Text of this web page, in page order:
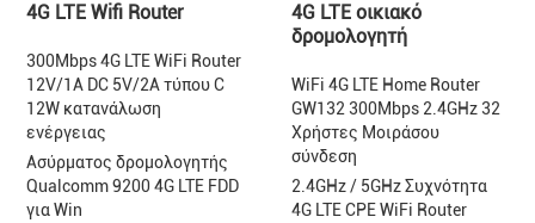
4G LTE Wifi Router
300Mbps 4G LTE WiFi Router
12V/1A DC 5V/2A τύπου C
12W κατανάλωση
ενέργειας
Ασύρματος δρομολογητής
Qualcomm 9200 4G LTE FDD
για Win
4G LTE οικιακό
δρομολογητή
WiFi 4G LTE Home Router
GW132 300Mbps 2.4GHz 32
Χρήστες Μοιράσου
σύνδεση
2.4GHz / 5GHz Συχνότητα
4G LTE CPE WiFi Router